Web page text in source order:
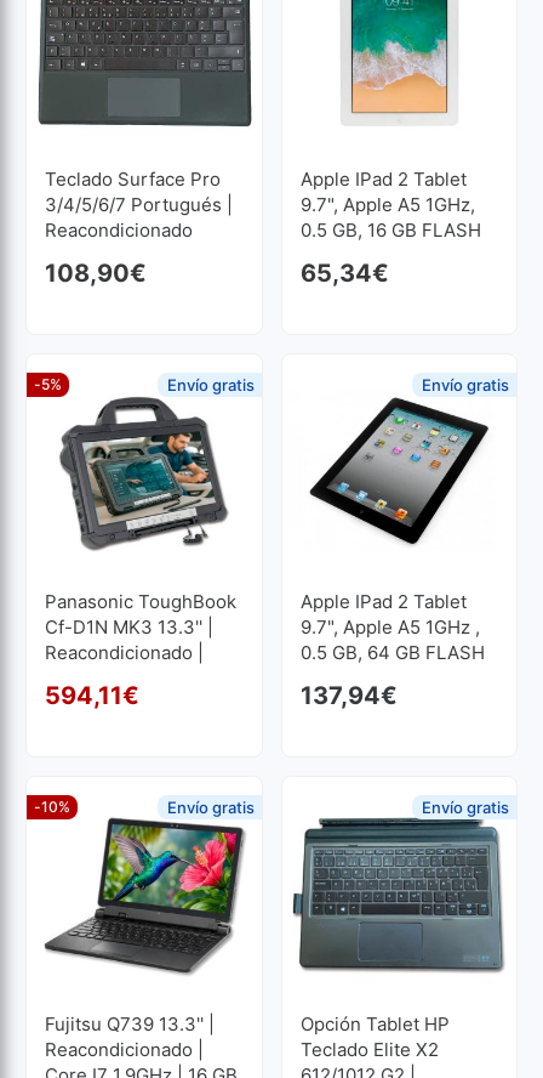
Teclado Surface Pro
3/4/5/6/7 Portugués |
Reacondicionado
108,90€
Apple IPad 2 Tablet
9.7", Apple A5 1GHz,
0.5 GB, 16 GB FLASH
65,34€
Panasonic ToughBook
Cf-D1N MK3 13.3'' |
Reacondicionado |
RAM | 512 GB SSD
El precio original era:
594,11€
El precio actual es:
-5% Envío gratis
Apple IPad 2 Tablet
9.7", Apple A5 1GHz ,
0.5 GB, 64 GB FLASH
137,94€
Envío gratis
Fujitsu Q739 13.3'' |
Reacondicionado |
-10% Envío gratis
Opción Tablet HP
Teclado Elite X2
Envío gratis